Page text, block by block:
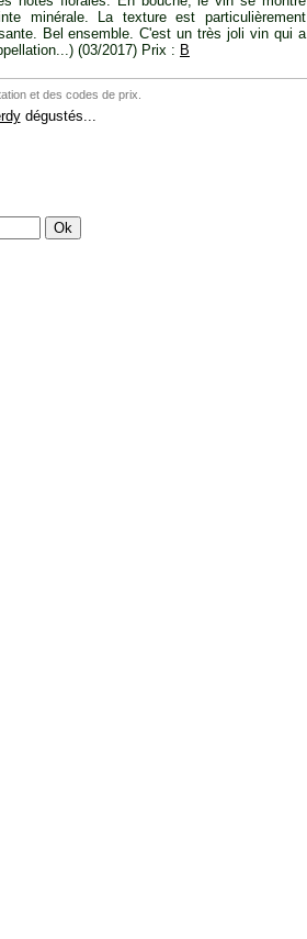
minérale. La texture est particulièrement
Bel ensemble. C'est un très joli vin qui a
(03/2017) Prix : B
et des codes de prix.
dégustés...